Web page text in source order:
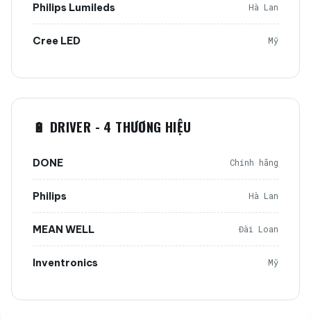
Philips Lumileds Hà Lan
Cree LED Mỹ
🔋 DRIVER - 4 THƯƠNG HIỆU
DONE Chính hãng
Philips Hà Lan
MEAN WELL Đài Loan
Inventronics Mỹ